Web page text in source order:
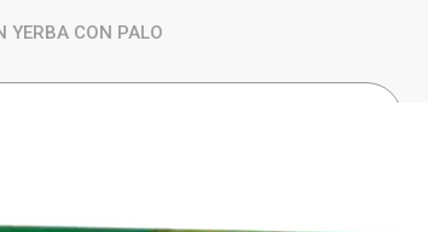
YERBA CON PALO